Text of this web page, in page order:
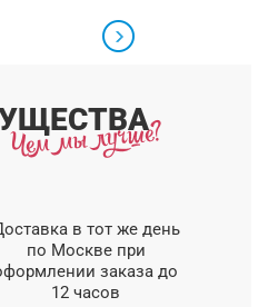
в тот же день
по Москве при
заказа до
12 часов